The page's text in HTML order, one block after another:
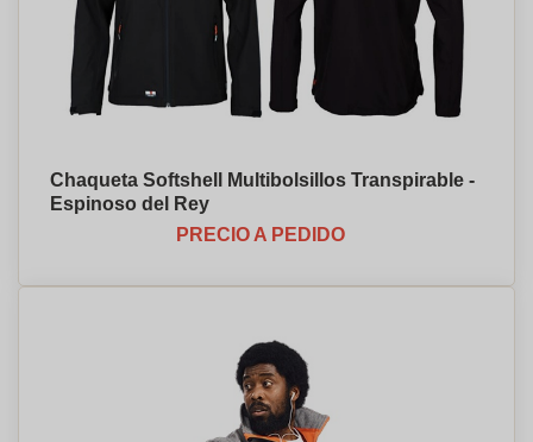
Chaqueta Softshell Multibolsillos Transpirable -
Espinoso del Rey
PRECIO A PEDIDO